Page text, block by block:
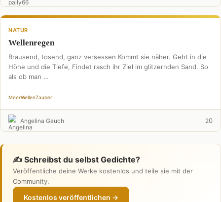
NATUR
Wellenregen
Brausend, tosend, ganz versessen Kommt sie näher. Geht in die
Höhe und die Tiefe, Findet rasch ihr Ziel im glitzernden Sand. So
als ob man …
MeerWellenZauber
Angelina Gauch 20
✍️ Schreibst du selbst Gedichte?
Veröffentliche deine Werke kostenlos und teile sie mit der
Community.
Kostenlos veröffentlichen →